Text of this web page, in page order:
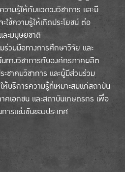
ามรู้ให้กับแวดวงวิชาการ และมี
ช้ความรู้ให้เกิดประโยชน์ ต่อ
ะมนุษยชาติ
วมมือทางการศึกษาวิจัย และ
ทางวิชาการกับองค์กรภาคผลิต
ะชาคมวิชาการ และผู้มีส่วนร่วม
บริการความรู้ที่เหมาะสมแก่สถาบัน
คเอกชน และสถาบันเกษตรกร เพื่อ
ารแข่งขันของประเทศ